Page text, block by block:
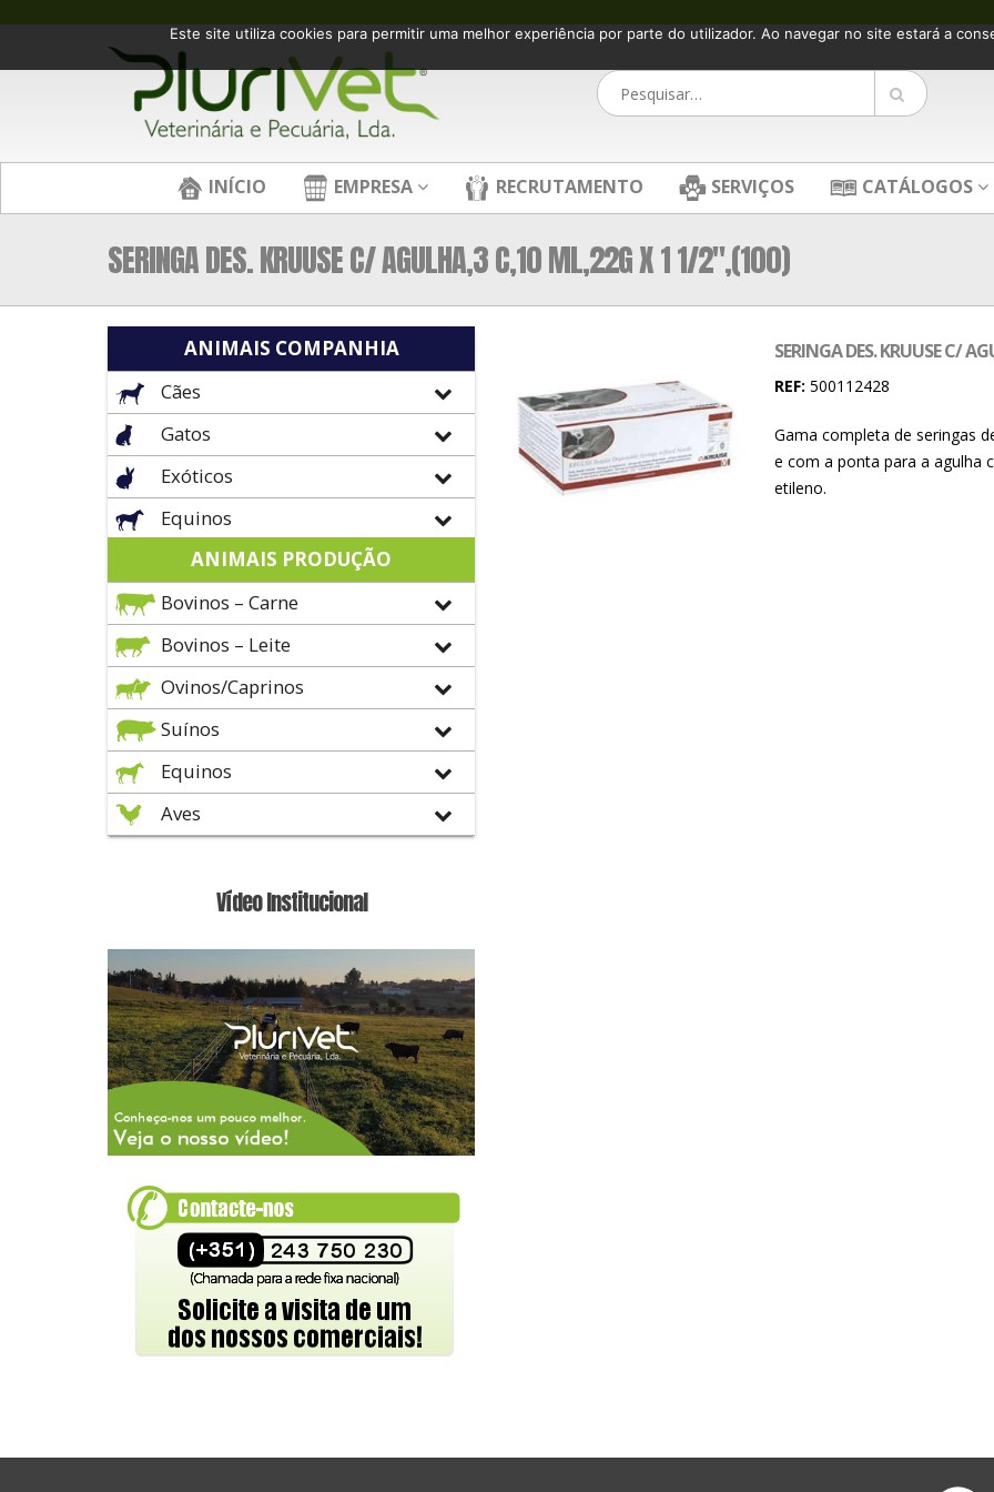
INÍCIO EMPRESA RECRUTAMENTO SERVIÇOS CATÁLOGOS
SERINGA DES. KRUUSE C/ AGULHA,3 C,10 ML,22G X 1 1/2″,(100)
SERINGA DES. KRUUSE C/
REF: 500112428
Gama completa de seringas
e com a ponta para a agulha
etileno.
ANIMAIS COMPANHIA
Cães
Gatos
Exóticos
Equinos
ANIMAIS PRODUÇÃO
Bovinos – Carne
Bovinos – Leite
Ovinos/Caprinos
Suínos
Equinos
Aves
Vídeo Institucional
Este site utiliza cookies para permitir uma melhor experiência por parte do utilizador. Ao navegar no site estará a